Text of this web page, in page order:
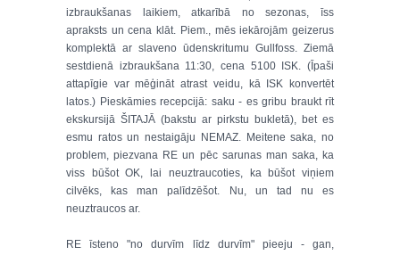
izbraukšanas laikiem, atkarībā no sezonas, īss
apraksts un cena klāt. Piem., mēs iekārojām geizerus
komplektā ar slaveno ūdenskritumu Gullfoss. Ziemā
sestdienā izbraukšana 11:30, cena 5100 ISK. (Īpaši
attapīgie var mēģināt atrast veidu, kā ISK konvertēt
latos.) Pieskāmies recepcijā: saku - es gribu braukt rīt
ekskursijā ŠITAJĀ (bakstu ar pirkstu bukletā), bet es
esmu ratos un nestaigāju NEMAZ. Meitene saka, no
problem, piezvana RE un pēc sarunas man saka, ka
viss būšot OK, lai neuztraucoties, ka būšot viņiem
cilvēks, kas man palīdzēšot. Nu, un tad nu es
neuztraucos ar.
RE īsteno "no durvīm līdz durvīm" pieeju - gan,